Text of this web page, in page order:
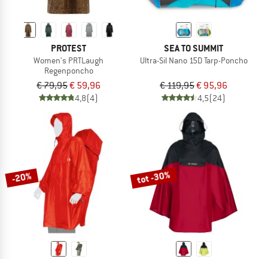
PROTEST
Women's PRTLaugh
Regenponcho
€ 79,95€ 59,96
4,8(4)
SEA TO SUMMIT
Ultra-Sil Nano 15D Tarp-Poncho
€ 119,95€ 95,96
4,5(24)
-20% tot -30%